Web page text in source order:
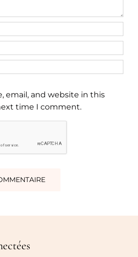
email, and website in this
time I comment.